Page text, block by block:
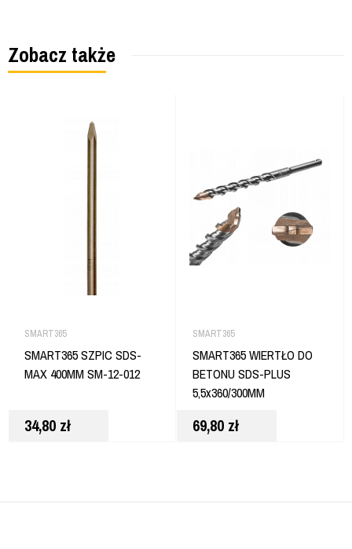
Zobacz także
SMART365
SMART365 SZPIC SDS-
MAX 400MM SM-12-012
34,80 zł
SMART365
SMART365 WIERTŁO DO
BETONU SDS-PLUS
5,5x360/300MM
69,80 zł